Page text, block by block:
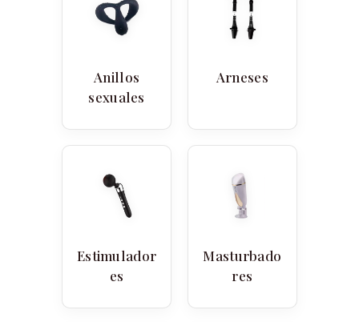
Anillos
sexuales
Arneses
Estimulador
es
Masturbado
res